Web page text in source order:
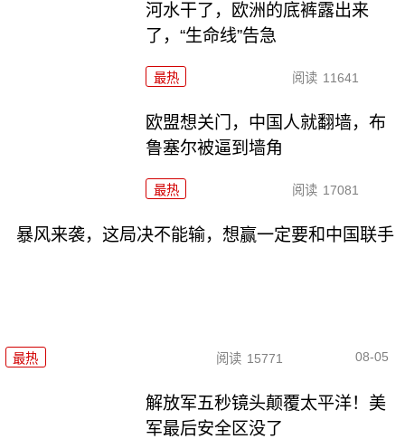
河水干了，欧洲的底裤露出来
了，“生命线”告急
最热 阅读 11641
欧盟想关门，中国人就翻墙，布
鲁塞尔被逼到墙角
最热 阅读 17081
暴风来袭，这局决不能输，想赢一定要和中国联手
最热 阅读 15771 08-05
解放军五秒镜头颠覆太平洋！美
军最后安全区没了